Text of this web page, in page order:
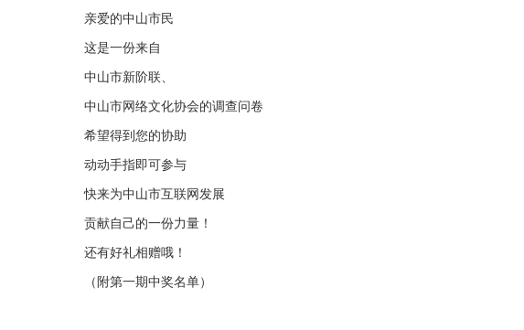
亲爱的中山市民
这是一份来自
中山市新阶联、
中山市网络文化协会的调查问卷
希望得到您的协助
动动手指即可参与
快来为中山市互联网发展
贡献自己的一份力量！
还有好礼相赠哦！
（附第一期中奖名单）